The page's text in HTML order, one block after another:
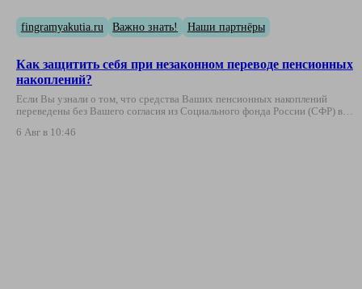
fingramyakutia.ru Важно знать! Наши партнёры
Как защитить себя при незаконном переводе пенсионных
накоплений?
Если Вы узнали о том, что средства Ваших пенсионных накоплений
переведены без Вашего согласия из Социального фонда России (СФР) в…
6 Авг в 10:46